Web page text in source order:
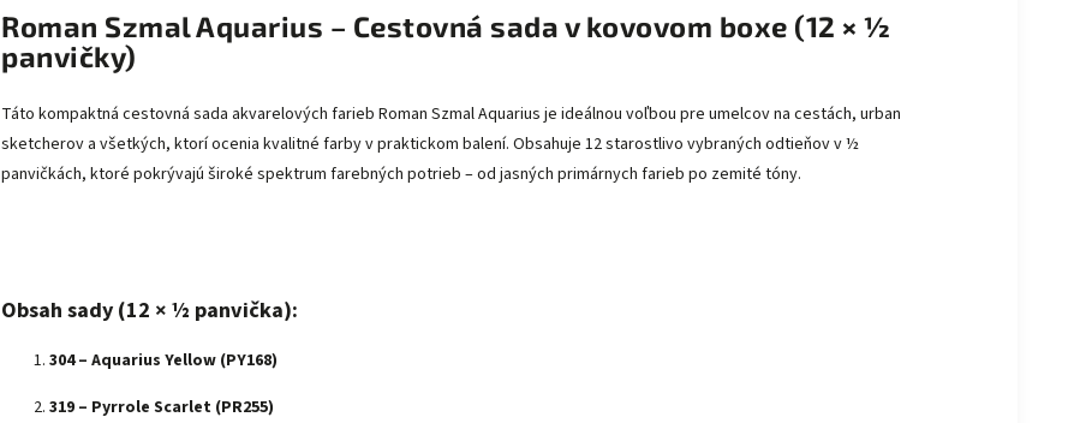
Roman Szmal Aquarius – Cestovná sada v kovovom boxe (12 × ½
panvičky)
Táto kompaktná cestovná sada akvarelových farieb Roman Szmal Aquarius je ideálnou voľbou pre umelcov na cestách, urban
sketcherov a všetkých, ktorí ocenia kvalitné farby v praktickom balení. Obsahuje 12 starostlivo vybraných odtieňov v ½
panvičkách, ktoré pokrývajú široké spektrum farebných potrieb – od jasných primárnych farieb po zemité tóny.
Obsah sady (12 × ½ panvička):
304 – Aquarius Yellow (PY168)
319 – Pyrrole Scarlet (PR255)